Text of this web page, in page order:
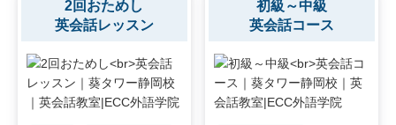
2回おためし
英会話レッスン
初級～中級
英会話コース